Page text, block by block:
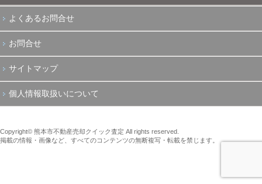
よくあるお問合せ
お問合せ
サイトマップ
個人情報取扱いについて
Copyright© 熊本市不動産売却クイック査定 All rights reserved.
掲載の情報・画像など、すべてのコンテンツの無断複写・転載を禁じます。